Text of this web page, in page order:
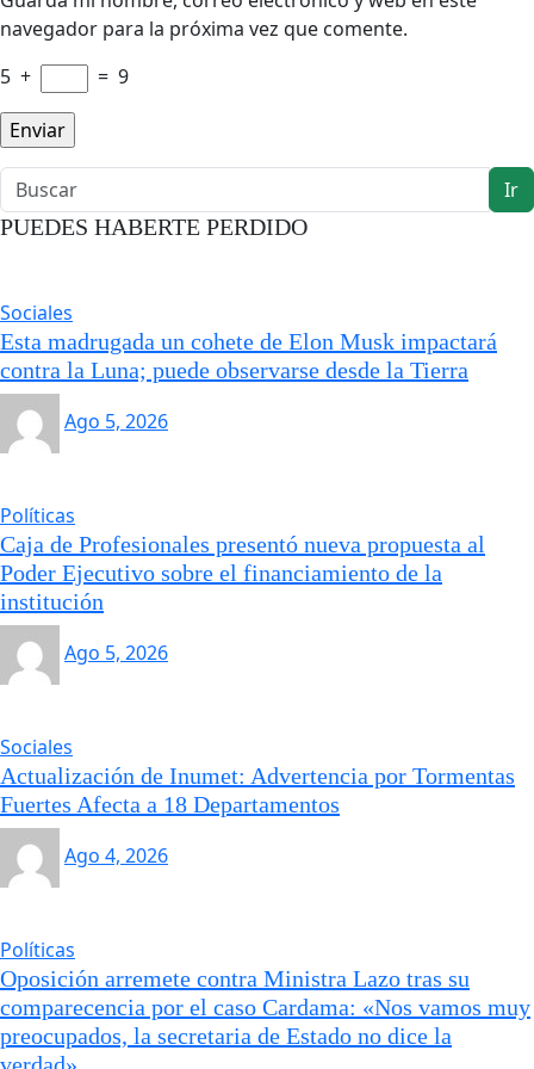
navegador para la próxima vez que comente.
5 + = 9
Ir
PUEDES HABERTE PERDIDO
Sociales
Esta madrugada un cohete de Elon Musk impactará
contra la Luna; puede observarse desde la Tierra
Ago 5, 2026
Políticas
Caja de Profesionales presentó nueva propuesta al
Poder Ejecutivo sobre el financiamiento de la
institución
Ago 5, 2026
Sociales
Actualización de Inumet: Advertencia por Tormentas
Fuertes Afecta a 18 Departamentos
Ago 4, 2026
Políticas
Oposición arremete contra Ministra Lazo tras su
comparecencia por el caso Cardama: «Nos vamos muy
preocupados, la secretaria de Estado no dice la